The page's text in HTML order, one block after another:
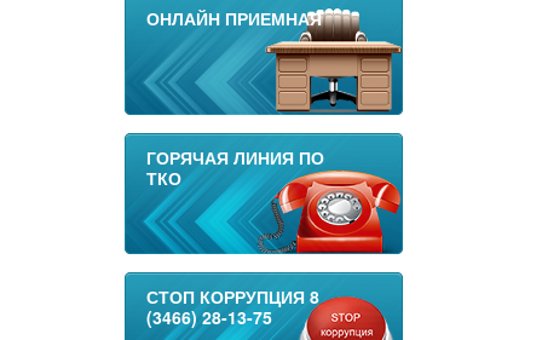
ОНЛАЙН ПРИЕМНАЯ
ГОРЯЧАЯ ЛИНИЯ ПО
ТКО
СТОП КОРРУПЦИЯ 8
(3466) 28-13-75